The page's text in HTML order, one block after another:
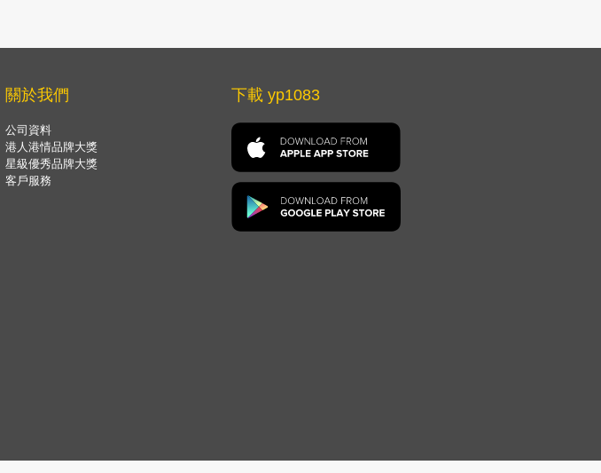
關於我們
公司資料
港人港情品牌大獎
星級優秀品牌大獎
客戶服務
下載 yp1083